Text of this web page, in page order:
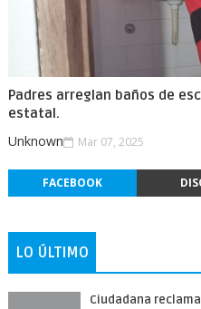
Padres arreglan baños de
estatal.
Unknown Mar 07, 2025
FACEBOOK
LO ÚLTIMO
Ciudadana